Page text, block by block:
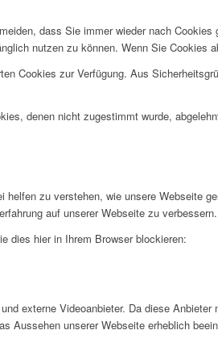
dass Sie immer wieder nach
nutzen zu können. Wenn Sie Cookies
Cookies zur Verfügung. Aus
denen nicht zugestimmt wurde,
zu verstehen, wie unsere Webseite
auf unserer Webseite zu verbessern.
dies hier in Ihrem Browser blockieren:
externe Videoanbieter. Da diese
unserer Webseite erheblich